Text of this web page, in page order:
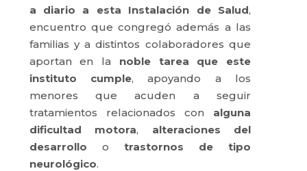
a diario a esta Instalación de Salud,
encuentro que congregó además a las
familias y a distintos colaboradores que
aportan en la noble tarea que este
instituto cumple, apoyando a los
menores que acuden a seguir
tratamientos relacionados con alguna
dificultad motora, alteraciones del
desarrollo o trastornos de tipo
neurológico.